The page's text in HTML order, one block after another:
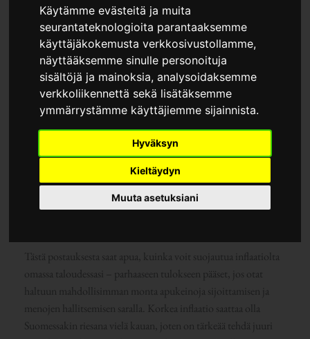
Käytämme evästeitä ja muita
seurantateknologioita parantaaksemme
käyttäjäkokemusta verkkosivustollamme,
näyttääksemme sinulle personoituja
sisältöjä ja mainoksia, analysoidaksemme
verkkoliikennettä sekä lisätäksemme
ymmärrystämme käyttäjiemme sijainnista.
Hyväksyn
Kieltäydyn
Muuta asetuksiani
Korkea inflaatio vähentää rahan arvoa ja toisaalta nostaa
tuotteiden ja palveluiden hintoja raskaammalla otteella. Tämän
seurauksena monella meistä oma talous on kovalla koetuksella
ripeästi kohoavien hintojen ja hitaasti nousevien tulojen
Tästä postauksesta saat apua, kuinka voit suojautua inflaatiolta
omassa taloudessasi – parhaaseen tulokseen pääset, jos otat
haltuun mahdollisimman monta apukeinoja sijoittamisen ja
menojen hallitsemisen saralla. Korkea inflaatio saattaa olla
Suomessakin riesana vielä kauan, joten on tärkeää tehdä juuri